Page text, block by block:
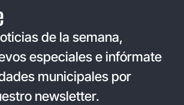
de la semana,
especiales e infórmate
municipales por
newsletter.